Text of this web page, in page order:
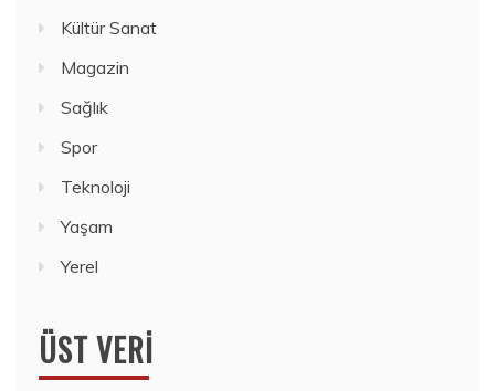
Kültür Sanat
Magazin
Sağlık
Spor
Teknoloji
Yaşam
Yerel
ÜST VERI